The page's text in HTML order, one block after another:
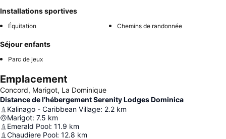
Installations sportives
Équitation Chemins de randonnée
Séjour enfants
Parc de jeux
Emplacement
Concord, Marigot, La Dominique
Distance de l’hébergement Serenity Lodges Dominica
Kalinago - Caribbean Village: 2.2 km
Marigot: 7.5 km
Emerald Pool: 11.9 km
Chaudiere Pool: 12.8 km